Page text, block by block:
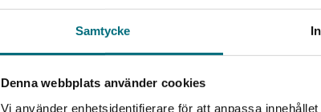
Samtycke
Denna webbplats använder cookies
Vi använder enhetsidentifierare för att anpassa
Begränsad